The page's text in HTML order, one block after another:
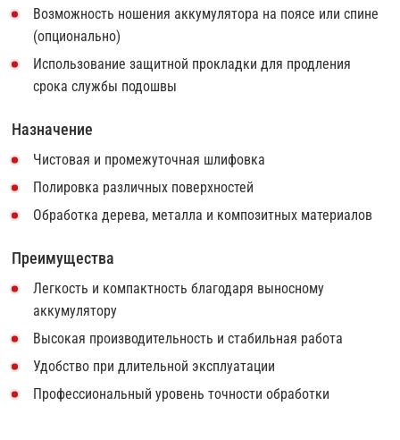
Возможность ношения аккумулятора на поясе или спине
(опционально)
Использование защитной прокладки для продления
срока службы подошвы
Назначение
Чистовая и промежуточная шлифовка
Полировка различных поверхностей
Обработка дерева, металла и композитных материалов
Преимущества
Легкость и компактность благодаря выносному
аккумулятору
Высокая производительность и стабильная работа
Удобство при длительной эксплуатации
Профессиональный уровень точности обработки